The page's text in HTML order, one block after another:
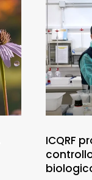
ICQRF